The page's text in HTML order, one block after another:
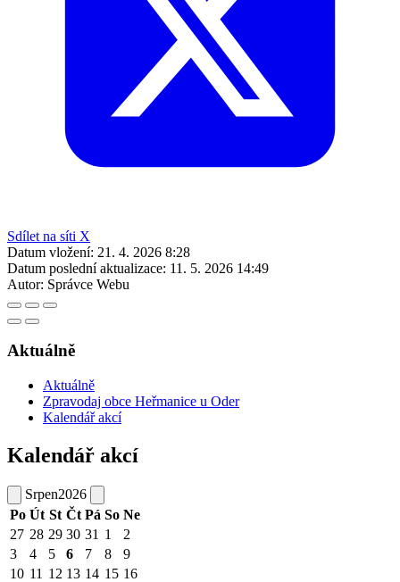
Sdílet na síti X
Datum vložení: 21. 4. 2026 8:28
Datum poslední aktualizace: 11. 5. 2026 14:49
Autor: Správce Webu
Aktuálně
Aktuálně
Zpravodaj obce Heřmanice u Oder
Kalendář akcí
Kalendář akcí
Srpen2026
Po Út St Čt Pá So Ne
27 28 29 30 31 1
2
3
4 5 6 7 8
9
10 11 12 13 14 15 16